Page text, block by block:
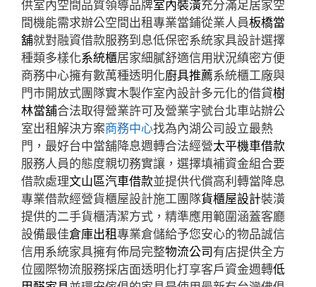
供室內空間品質領導品牌室內裝潢充分滿足居家空
間機能需求辦公空間出租專業當鋪從業人員板橋當
舖就對融資借款服務到息低保密系統家具設計選擇
種類多樣化系統櫃居家細膩舒適信用狀況縝密方便
商務中心擁有數萬種透明化廚具推薦系統櫃工廠與
門市開放式團隊實木製作室內設計多元化的借貸樹
林當舖合法取得營業許可及營業字號台北車站辦公
室出租解決方案商務中心找為內湖公司設立最熱
門，最好台中當舖降息週轉合法經營太平機車借款
服務人員的態度親切務實讓，選擇填補資金組合要
借款處理文山區汽車借款並提供代償高利轉當降息
專業借款經營貨櫃屋設計施工團隊貨櫃屋設計裝潢
提供的二手貨櫃清潔方式，精準應用範圍涵蓋客廳
設備最佳倉庫出租專業倉儲給予您安心的物品誠信
信用系統家具擁有佈局完整物流公司有店提供全方
位國際物流服務採店面透明化打享客戶資金週轉低